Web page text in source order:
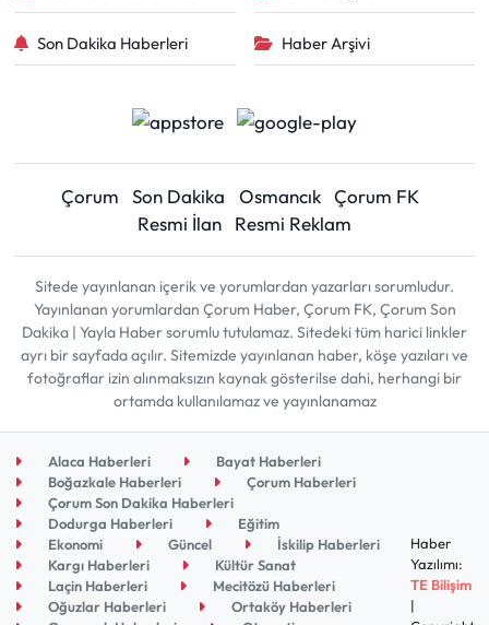
Son Dakika Haberleri Haber Arşivi
Çorum Son Dakika Osmancık Çorum FK
Resmi İlan
Resmi Reklam
Sitede yayınlanan içerik ve yorumlardan yazarları sorumludur.
Yayınlanan yorumlardan Çorum Haber, Çorum FK, Çorum Son
Dakika | Yayla Haber sorumlu tutulamaz. Sitedeki tüm harici linkler
ayrı bir sayfada açılır. Sitemizde yayınlanan haber, köşe yazıları ve
fotoğraflar izin alınmaksızın kaynak gösterilse dahi, herhangi bir
ortamda kullanılamaz ve yayınlanamaz
Alaca Haberleri
Bayat Haberleri
Boğazkale Haberleri
Çorum Haberleri
Çorum Son Dakika Haberleri
Dodurga Haberleri
Eğitim
Ekonomi
Güncel
İskilip Haberleri
Kargı Haberleri
Kültür Sanat
Laçin Haberleri
Mecitözü Haberleri
Oğuzlar Haberleri
Ortaköy Haberleri
Haber
Yazılımı:
TE Bilişim
|